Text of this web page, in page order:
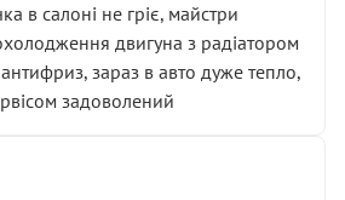
в салоні не гріє, майстри
двигуна з радіатором
зараз в авто дуже тепло,
задоволений